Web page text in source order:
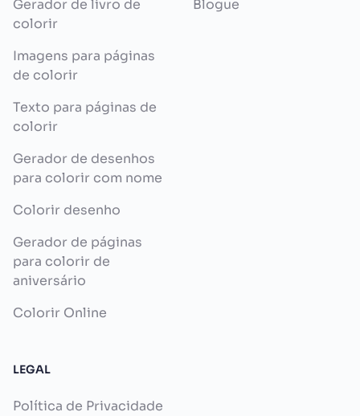
Gerador de livro de
colorir
Imagens para páginas
de colorir
Texto para páginas de
colorir
Gerador de desenhos
para colorir com nome
Colorir desenho
Gerador de páginas
para colorir de
aniversário
Colorir Online
Blogue
LEGAL
Política de Privacidade